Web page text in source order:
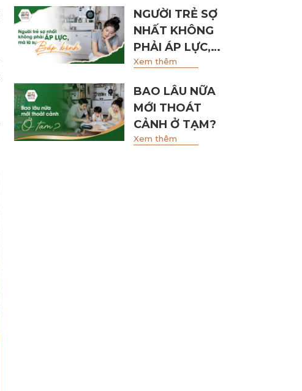
NGƯỜI TRẺ SỢ
NHẤT KHÔNG
PHẢI ÁP LỰC,
MÀ LÀ SỰ BẤP
Xem thêm
BAO LÂU NỮA
MỚI THOÁT
CẢNH Ở TẠM?
Xem thêm